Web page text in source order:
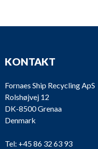
KONTAKT
Fornaes Ship Recycling ApS
Rolshøjvej 12
DK-8500 Grenaa
Denmark
Tel: +45 86 32 63 93